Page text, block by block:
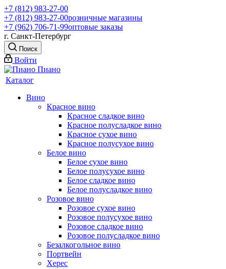
+7 (812) 983-27-00
+7 (812) 983-27-00розничные магазины
+7 (962) 706-71-99оптовые заказы
г. Санкт-Петербург
Поиск
Войти
Каталог
Вино
Красное вино
Красное сладкое вино
Красное полусладкое вино
Красное сухое вино
Красное полусухое вино
Белое вино
Белое сухое вино
Белое полусухое вино
Белое сладкое вино
Белое полусладкое вино
Розовое вино
Розовое сухое вино
Розовое полусухое вино
Розовое сладкое вино
Розовое полусладкое вино
Безалкогольное вино
Портвейн
Херес